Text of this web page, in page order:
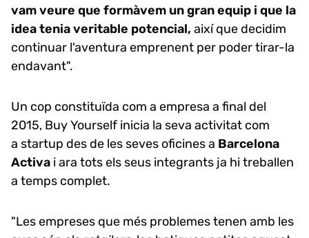
vam veure que formàvem un gran equip i que la
idea tenia veritable potencial, així que decidim
continuar l'aventura emprenent per poder tirar-la
endavant".
Un cop constituïda com a empresa a final del
2015, Buy Yourself inicia la seva activitat com
a startup des de les seves oficines a Barcelona
Activa i ara tots els seus integrants ja hi treballen
a temps complet.
"Les empreses que més problemes tenen amb les